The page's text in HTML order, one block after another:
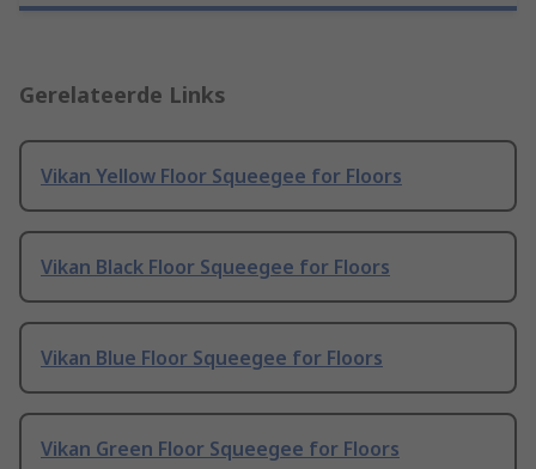
Gerelateerde Links
Vikan Yellow Floor Squeegee for Floors
Vikan Black Floor Squeegee for Floors
Vikan Blue Floor Squeegee for Floors
Vikan Green Floor Squeegee for Floors